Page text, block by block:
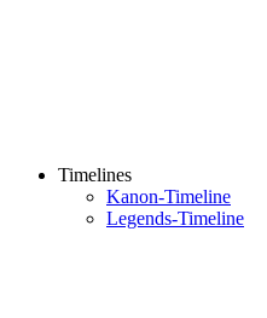
Timelines
Kanon-Timeline
Legends-Timeline